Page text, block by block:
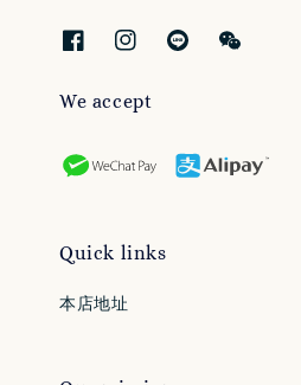
We accept
Quick links
本店地址